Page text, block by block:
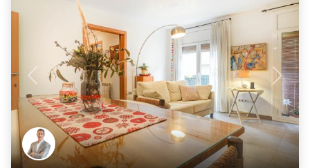
Previous Next